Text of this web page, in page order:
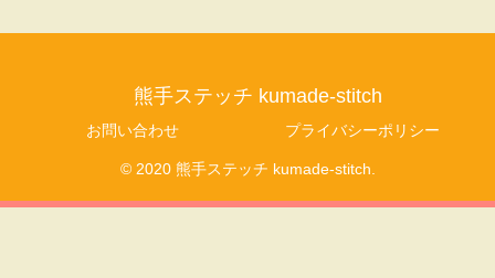
熊手ステッチ kumade-stitch
お問い合わせ プライバシーポリシー
© 2020 熊手ステッチ kumade-stitch.